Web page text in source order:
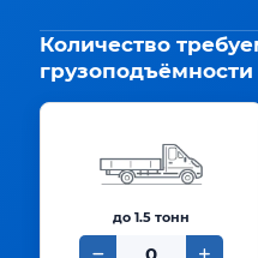
Количество
грузоподъёмности
до 1.5 тонн